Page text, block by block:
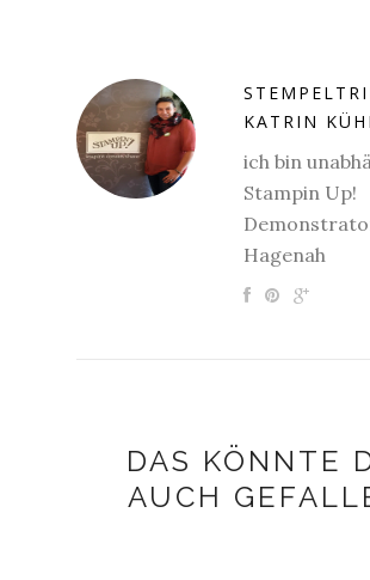
KATRIN
ich bin
Stampin Up!
Hagenah
DAS KÖNNTE
AUCH